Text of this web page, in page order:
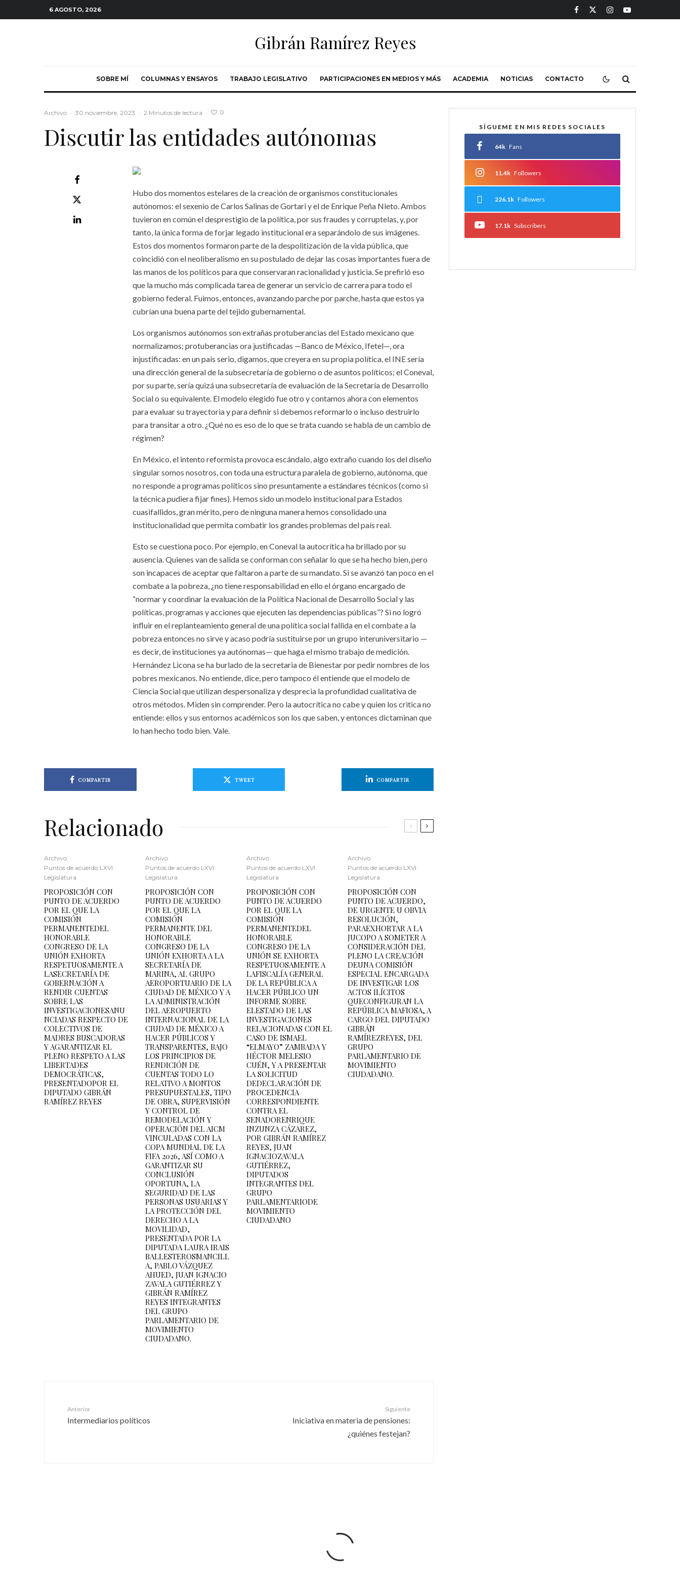
6 AGOSTO, 2026
Gibrán Ramírez Reyes
SOBRE MÍ COLUMNAS Y ENSAYOS TRABAJO LEGISLATIVO PARTICIPACIONES EN MEDIOS Y MÁS ACADEMIA NOTICIAS CONTACTO
Archivo · 30 noviembre, 2023 · 2 Minutos de lectura · 0
Discutir las entidades autónomas
Hubo dos momentos estelares de la creación de organismos constitucionales
autónomos: el sexenio de Carlos Salinas de Gortari y el de Enrique Peña Nieto. Ambos
tuvieron en común el desprestigio de la política, por sus fraudes y corruptelas, y, por
tanto, la única forma de forjar legado institucional era separándolo de sus imágenes.
Estos dos momentos formaron parte de la despolitización de la vida pública, que
coincidió con el neoliberalismo en su postulado de dejar las cosas importantes fuera de
las manos de los políticos para que conservaran racionalidad y justicia. Se prefirió eso
que la mucho más complicada tarea de generar un servicio de carrera para todo el
gobierno federal. Fuimos, entonces, avanzando parche por parche, hasta que estos ya
cubrían una buena parte del tejido gubernamental.
Los organismos autónomos son extrañas protuberancias del Estado mexicano que
normalizamos; protuberancias ora justificadas —Banco de México, Ifetel—, ora
injustificadas: en un país serio, digamos, que creyera en su propia política, el INE sería
una dirección general de la subsecretaría de gobierno o de asuntos políticos; el Coneval,
por su parte, sería quizá una subsecretaría de evaluación de la Secretaría de Desarrollo
Social o su equivalente. El modelo elegido fue otro y contamos ahora con elementos
para evaluar su trayectoria y para definir si debemos reformarlo o incluso destruirlo
para transitar a otro. ¿Qué no es eso de lo que se trata cuando se habla de un cambio de
régimen?
En México, el intento reformista provoca escándalo, algo extraño cuando los del diseño
singular somos nosotros, con toda una estructura paralela de gobierno, autónoma, que
no responde a programas políticos sino presuntamente a estándares técnicos (como si
la técnica pudiera fijar fines). Hemos sido un modelo institucional para Estados
cuasifallidos, gran mérito, pero de ninguna manera hemos consolidado una
institucionalidad que permita combatir los grandes problemas del país real.
Esto se cuestiona poco. Por ejemplo, en Coneval la autocrítica ha brillado por su
ausencia. Quienes van de salida se conforman con señalar lo que se ha hecho bien, pero
son incapaces de aceptar que faltaron a parte de su mandato. Si se avanzó tan poco en el
combate a la pobreza, ¿no tiene responsabilidad en ello el órgano encargado de
“normar y coordinar la evaluación de la Política Nacional de Desarrollo Social y las
políticas, programas y acciones que ejecuten las dependencias públicas”? Si no logró
influir en el replanteamiento general de una política social fallida en el combate a la
pobreza entonces no sirve y acaso podría sustituirse por un grupo interuniversitario —
es decir, de instituciones ya autónomas— que haga el mismo trabajo de medición.
Hernández Licona se ha burlado de la secretaria de Bienestar por pedir nombres de los
pobres mexicanos. No entiende, dice, pero tampoco él entiende que el modelo de
Ciencia Social que utilizan despersonaliza y desprecia la profundidad cualitativa de
otros métodos. Miden sin comprender. Pero la autocrítica no cabe y quien los critica no
entiende: ellos y sus entornos académicos son los que saben, y entonces dictaminan que
lo han hecho todo bien. Vale.
COMPARTIR TWEET COMPARTIR
Relacionado
Archivo
Puntos de acuerdo LXVI
Legislatura
PROPOSICIÓN CON
PUNTO DE ACUERDO
POR EL QUE LA
COMISIÓN
PERMANENTEDEL
HONORABLE
CONGRESO DE LA
UNIÓN EXHORTA
RESPETUOSAMENTE A
LASECRETARÍA DE
GOBERNACIÓN A
RENDIR CUENTAS
SOBRE LAS
INVESTIGACIONESANU
NCIADAS RESPECTO DE
COLECTIVOS DE
MADRES BUSCADORAS
Y AGARANTIZAR EL
PLENO RESPETO A LAS
LIBERTADES
DEMOCRÁTICAS,
PRESENTADOPOR EL
DIPUTADO GIBRÁN
RAMÍREZ REYES
Archivo
Puntos de acuerdo LXVI
Legislatura
PROPOSICIÓN CON
PUNTO DE ACUERDO
POR EL QUE LA
COMISIÓN
PERMANENTE DEL
HONORABLE
CONGRESO DE LA
UNIÓN EXHORTA A LA
SECRETARÍA DE
MARINA, AL GRUPO
AEROPORTUARIO DE LA
CIUDAD DE MÉXICO Y A
LA ADMINISTRACIÓN
DEL AEROPUERTO
INTERNACIONAL DE LA
CIUDAD DE MÉXICO A
HACER PÚBLICOS Y
TRANSPARENTES, BAJO
LOS PRINCIPIOS DE
RENDICIÓN DE
CUENTAS TODO LO
RELATIVO A MONTOS
PRESUPUESTALES, TIPO
DE OBRA, SUPERVISIÓN
Y CONTROL DE
REMODELACIÓN Y
OPERACIÓN DEL AICM
VINCULADAS CON LA
COPA MUNDIAL DE LA
FIFA 2026, ASÍ COMO A
GARANTIZAR SU
CONCLUSIÓN
OPORTUNA, LA
SEGURIDAD DE LAS
PERSONAS USUARIAS Y
LA PROTECCIÓN DEL
DERECHO A LA
MOVILIDAD,
PRESENTADA POR LA
DIPUTADA LAURA IRAIS
BALLESTEROSMANCILL
A, PABLO VÁZQUEZ
AHUED, JUAN IGNACIO
ZAVALA GUTIÉRREZ Y
GIBRÁN RAMÍREZ
REYES INTEGRANTES
DEL GRUPO
PARLAMENTARIO DE
MOVIMIENTO
CIUDADANO.
Archivo
Puntos de acuerdo LXVI
Legislatura
PROPOSICIÓN CON
PUNTO DE ACUERDO
POR EL QUE LA
COMISIÓN
PERMANENTEDEL
HONORABLE
CONGRESO DE LA
UNIÓN SE EXHORTA
RESPETUOSAMENTE A
LAFISCALÍA GENERAL
DE LA REPÚBLICA A
HACER PÚBLICO UN
INFORME SOBRE
ELESTADO DE LAS
INVESTIGACIONES
RELACIONADAS CON EL
CASO DE ISMAEL
“ELMAYO” ZAMBADA Y
HÉCTOR MELESIO
CUÉN, Y A PRESENTAR
LA SOLICITUD
DEDECLARACIÓN DE
PROCEDENCIA
CORRESPONDIENTE
CONTRA EL
SENADORENRIQUE
INZUNZA CÁZAREZ,
POR GIBRÁN RAMÍREZ
REYES, JUAN
IGNACIOZAVALA
GUTIÉRREZ,
DIPUTADOS
INTEGRANTES DEL
GRUPO
PARLAMENTARIODE
MOVIMIENTO
CIUDADANO
Archivo
Puntos de acuerdo LXVI
Legislatura
PROPOSICIÓN CON
PUNTO DE ACUERDO,
DE URGENTE U OBVIA
RESOLUCIÓN,
PARAEXHORTAR A LA
JUCOPO A SOMETER A
CONSIDERACIÓN DEL
PLENO LA CREACIÓN
DEUNA COMISIÓN
ESPECIAL ENCARGADA
DE INVESTIGAR LOS
ACTOS ILÍCITOS
QUECONFIGURAN LA
REPÚBLICA MAFIOSA, A
CARGO DEL DIPUTADO
GIBRÁN
RAMÍREZREYES, DEL
GRUPO
PARLAMENTARIO DE
MOVIMIENTO
CIUDADANO.
Anterior
Intermediarios políticos
Siguiente
Iniciativa en materia de pensiones:
¿quiénes festejan?
SÍGUEME EN MIS REDES SOCIALES
64k Fans
11.4k Followers
226.1k Followers
17.1k Subscribers